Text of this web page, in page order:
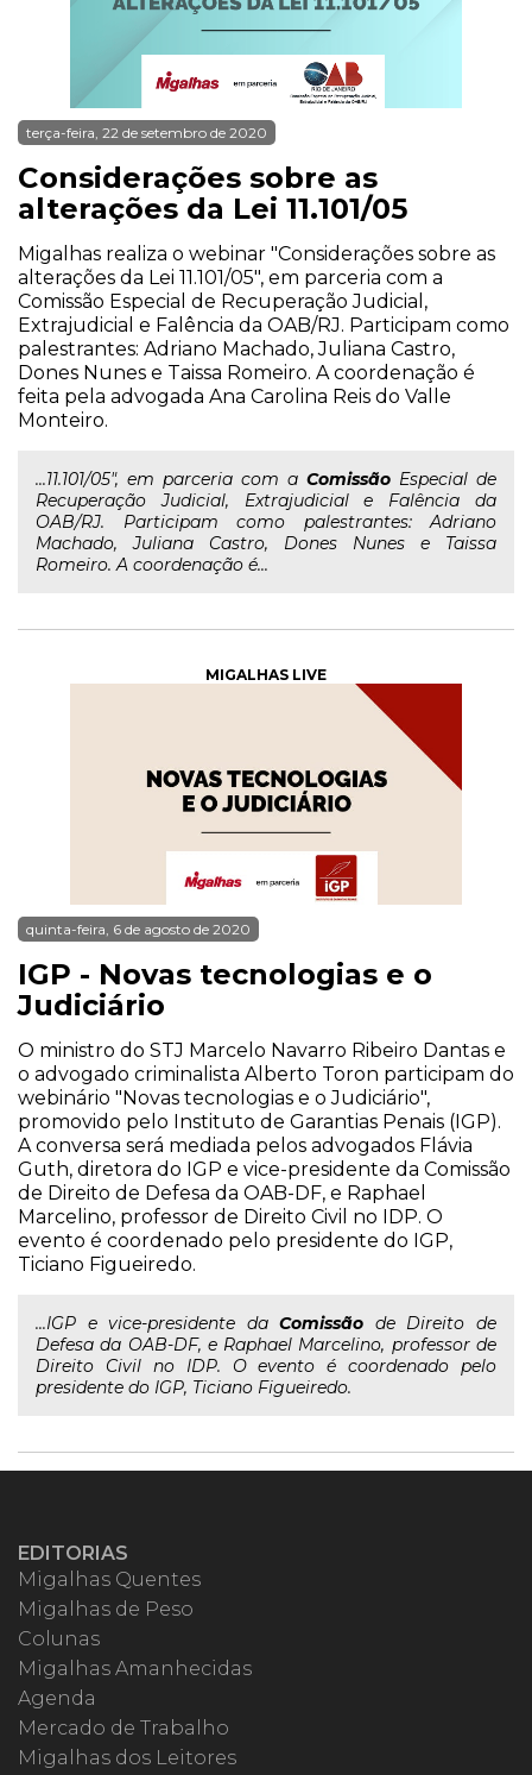
terça-feira, 22 de setembro de 2020
Considerações sobre as
alterações da Lei 11.101/05
Migalhas realiza o webinar "Considerações sobre as
alterações da Lei 11.101/05", em parceria com a
Comissão Especial de Recuperação Judicial,
Extrajudicial e Falência da OAB/RJ. Participam como
palestrantes: Adriano Machado, Juliana Castro,
Dones Nunes e Taissa Romeiro. A coordenação é
feita pela advogada Ana Carolina Reis do Valle
Monteiro.
...11.101/05", em parceria com a Comissão Especial de
Recuperação Judicial, Extrajudicial e Falência da
OAB/RJ. Participam como palestrantes: Adriano
Machado, Juliana Castro, Dones Nunes e Taissa
Romeiro. A coordenação é...
MIGALHAS LIVE
quinta-feira, 6 de agosto de 2020
IGP - Novas tecnologias e o
Judiciário
O ministro do STJ Marcelo Navarro Ribeiro Dantas e
o advogado criminalista Alberto Toron participam do
webinário "Novas tecnologias e o Judiciário",
promovido pelo Instituto de Garantias Penais (IGP).
A conversa será mediada pelos advogados Flávia
Guth, diretora do IGP e vice-presidente da Comissão
de Direito de Defesa da OAB-DF, e Raphael
Marcelino, professor de Direito Civil no IDP. O
evento é coordenado pelo presidente do IGP,
Ticiano Figueiredo.
...IGP e vice-presidente daComissão de Direito de
Defesa da OAB-DF, e Raphael Marcelino, professor de
Direito Civil no IDP. O evento é coordenado pelo
presidente do IGP, Ticiano Figueiredo.
EDITORIAS
Migalhas Quentes
Migalhas de Peso
Colunas
Migalhas Amanhecidas
Agenda
Mercado de Trabalho
Migalhas dos Leitores